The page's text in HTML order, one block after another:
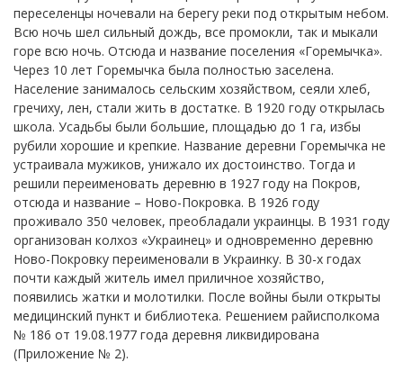
переселенцы ночевали на берегу реки под открытым небом.
Всю ночь шел сильный дождь, все промокли, так и мыкали
горе всю ночь. Отсюда и название поселения «Горемычка».
Через 10 лет Горемычка была полностью заселена.
Население занималось сельским хозяйством, сеяли хлеб,
гречиху, лен, стали жить в достатке. В 1920 году открылась
школа. Усадьбы были большие, площадью до 1 га, избы
рубили хорошие и крепкие. Название деревни Горемычка не
устраивала мужиков, унижало их достоинство. Тогда и
решили переименовать деревню в 1927 году на Покров,
отсюда и название – Ново-Покровка. В 1926 году
проживало 350 человек, преобладали украинцы. В 1931 году
организован колхоз «Украинец» и одновременно деревню
Ново-Покровку переименовали в Украинку. В 30-х годах
почти каждый житель имел приличное хозяйство,
появились жатки и молотилки. После войны были открыты
медицинский пункт и библиотека. Решением райисполкома
№ 186 от 19.08.1977 года деревня ликвидирована
(Приложение № 2).